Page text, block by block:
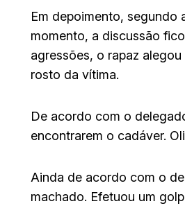
Em depoimento, segundo
momento, a discussão
agressões, o rapaz
rosto da vítima.
De acordo com o
encontrarem o cadáver.
Ainda de acordo com o
machado. Efetuou um